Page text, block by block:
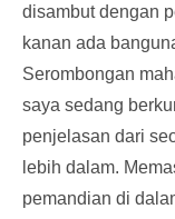
disambut dengan
kanan ada
Serombongan
saya sedang
penjelasan dari
lebih dalam.
pemandian di